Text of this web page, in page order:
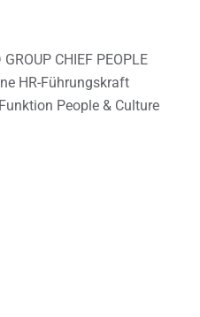
CHIEF PEOPLE
HR-Führungskraft
People & Culture